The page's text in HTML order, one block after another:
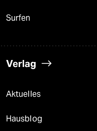
Surfen
Verlag
Aktuelles
Hausblog